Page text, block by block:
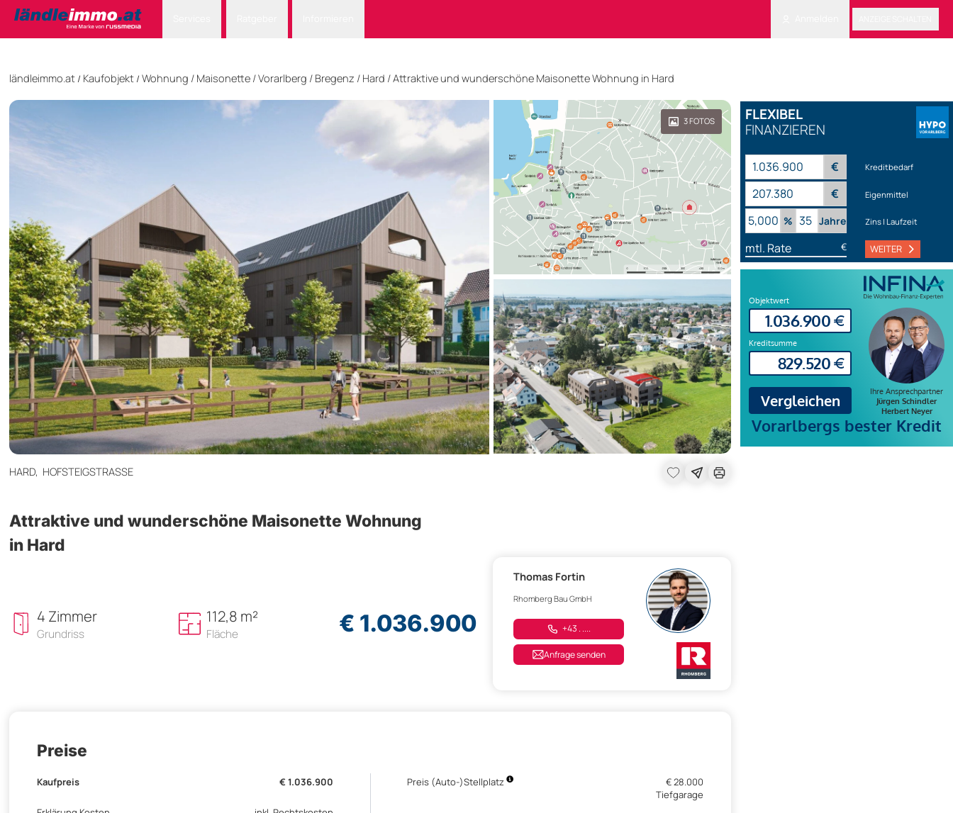
FLEXIBEL
FINANZIEREN
€ Kreditbedarf
€ Eigenmittel
% Jahre Zins | Laufzeit
mtl. Rate € WEITER
ländleimmo.at / Kaufobjekt / Wohnung / Maisonette /Vorarlberg / Bregenz / Hard /Attraktive und wunderschöne Maisonette Wohnung in Hard
3FOTOS
HARD, HOFSTEIGSTRASSE
Attraktive und wunderschöne Maisonette Wohnung
in Hard
4 Zimmer
Grundriss
112,8 m²
Fläche € 1.036.900
Thomas Fortin
Rhomberg Bau GmbH
+43 . ....
Anfrage senden
Preise
Kaufpreis € 1.036.900 Preis (Auto-)Stellplatz
€ 28.000
Tiefgarage